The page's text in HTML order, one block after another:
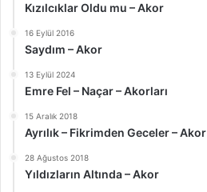
Kızılcıklar Oldu mu – Akor
16 Eylül 2016
Saydım – Akor
13 Eylül 2024
Emre Fel – Naçar – Akorları
15 Aralık 2018
Ayrılık – Fikrimden Geceler – Akor
28 Ağustos 2018
Yıldızların Altında – Akor